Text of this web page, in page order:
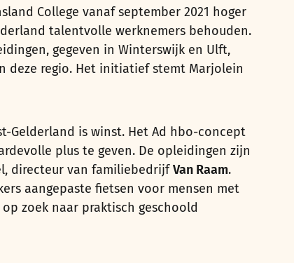
College vanaf september 2021 hoger
talentvolle werknemers behouden.
gegeven in Winterswijk en Ulft,
deze regio. Het initiatief stemt Marjolein
Gelderland is winst. Het Ad hbo-concept
plus te geven. De opleidingen zijn
directeur van familiebedrijfVan Raam.
aangepaste fietsen voor mensen met
zoek naar praktisch geschoold